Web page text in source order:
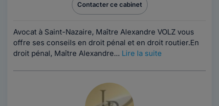
Contacter ce cabinet
Avocat à Saint-Nazaire, Maître Alexandre VOLZ vous
offre ses conseils en droit pénal et en droit routier.En
droit pénal, Maître Alexandre... Lire la suite